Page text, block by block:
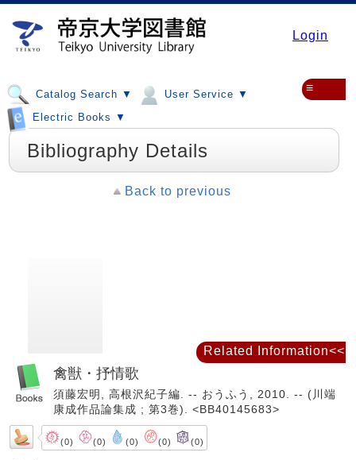
Login
Catalog Search ▼
User Service ▼
Electric Books ▼
≡
Bibliography Details
Back to previous
禽獣・抒情歌
須藤宏明, 高根沢紀子編. -- おうふう, 2010. -- (川端
康成作品論集成 ; 第3巻). <BB40145683>
(0) (0) (0) (0) (0)
Related Information<<